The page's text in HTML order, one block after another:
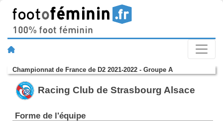
Championnat de France de D2 2021-2022 - Groupe A
Racing Club de Strasbourg Alsace
Forme de l'équipe